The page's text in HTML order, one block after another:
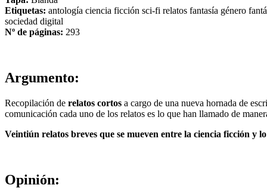
Etiquetas: antología ciencia ficción sci-fi relatos fantasía género
sociedad digital
Nº de páginas: 293
Argumento:
Recopilación de relatos cortos a cargo de una nueva hornada de
comunicación cada uno de los relatos es lo que han llamado de
Veintiún relatos breves que se mueven entre la ciencia ficción y
Opinión: